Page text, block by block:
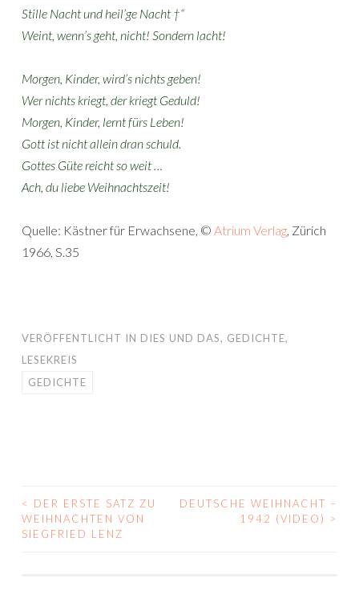
Stille Nacht und heil’ge Nacht †“
Weint, wenn’s geht, nicht! Sondern lacht!
Morgen, Kinder, wird’s nichts geben!
Wer nichts kriegt, der kriegt Geduld!
Morgen, Kinder, lernt fürs Leben!
Gott ist nicht allein dran schuld.
Gottes Güte reicht so weit …
Ach, du liebe Weihnachtszeit!
Quelle: Kästner für Erwachsene, © Atrium Verlag, Zürich
1966, S.35
VERÖFFENTLICHT IN DIES UND DAS, GEDICHTE,
LESEKREIS
GEDICHTE
BEITRAGS-
NAVIGATION
<
DER ERSTE SATZ ZU
WEIHNACHTEN VON
SIEGFRIED LENZ
DEUTSCHE WEIHNACHT –
1942 (VIDEO)
>